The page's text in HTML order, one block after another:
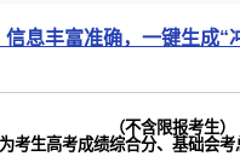
息丰富准确，一键生成“
（不含限报考生）
为考生高考成绩综合分、基础会考